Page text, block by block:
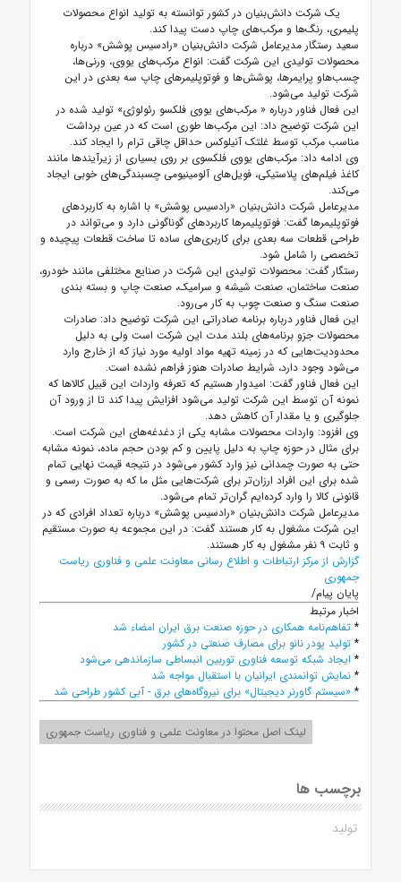
یک شرکت دانش‌بنیان‌ در کشور توانسته به تولید انواع محصولات
پلیمری، رنگ‌ها و مرکب‌های چاپ دست پیدا کند.
سعید رستگار مدیرعامل شرکت دانش‌بنیان «رادسیس پوشش» درباره
محصولات تولیدی این شرکت گفت: انواع مرکب‌های یووی، ورنی‌ها،
چسب‌هاو پرایمرها، پوشش‌ها و فوتوپلیمرهای چاپ سه بعدی در این
شرکت تولید می‌شود.
این فعال فناور درباره « مرکب‌های یووی فلکسو رئولوژی» تولید شده در
این شرکت توضیح داد: این مرکب‌ها طوری است که در عین برداشت
مناسب مرکب توسط غلتک آنیلوکس حداقل چاقی ترام را ایجاد کند.
وی ادامه داد: مرکب‌های یووی فلکسوی بر روی بسیاری از زیرآیندها مانند
کاغذ فیلم‌های پلاستیکی، فویل‌های آلومینیومی چسبندگی‌های خوبی ایجاد
می‌کند.
مدیرعامل شرکت دانش‌بنیان «رادسیس پوشش» با اشاره به کاربردهای
فوتوپلیمرها گفت: فوتوپلیمرها کاربردهای گوناگونی دارد و می‌تواند در
طراحی قطعات سه بعدی برای کاربری‌های ساده تا ساخت قطعات پیچیده و
تخصصی را شامل شود.
رستگار گفت: محصولات تولیدی این شرکت در صنایع مختلفی مانند خودرو،
صنعت ساختمان، صنعت شیشه و سرامیک، صنعت چاپ و بسته بندی
صنعت سنگ و صنعت چوب به کار می‌رود.
این فعال فناور درباره برنامه صادراتی این شرکت توضیح داد: صادرات
محصولات جزو برنامه‌های بلند مدت این شرکت است ولی به دلیل
محدودیت‌هایی که در زمینه تهیه مواد اولیه مورد نیاز که از خارج وارد
می‌شود وجود دارد، شرایط صادرات هنوز فراهم نشده است.
این فعال فناور گفت: امیدوار هستیم که تعرفه واردات این قبیل کالا‌ها که
نمونه آن توسط این شرکت تولید می‌شود افزایش پیدا کند تا از ورود آن
جلوگیری و یا مقدار آن کاهش دهد.
وی افزود: واردات محصولات مشابه یکی از دغدغه‌های این شرکت است.
برای مثال در حوزه چاپ به دلیل پایین و کم بودن حجم ماده، نمونه مشابه
حتی به صورت چمدانی نیز وارد کشور می‌شود در نتیجه قیمت نهایی تمام
شده برای این افراد ارزان‌تر برای شرکت‌هایی مثل ما که به صورت رسمی و
قانونی کالا را وارد کرده‌ایم گران‌تر تمام می‌شود.
مدیرعامل شرکت دانش‌بنیان «رادسیس پوشش» درباره تعداد افرادی که در
این شرکت مشغول به کار هستند گفت: در این مجموعه به صورت مستقیم
و ثابت ۹ نفر مشغول به کار هستند.
گزارش از مرکز ارتباطات و اطلاع رسانی معاونت علمی و فناوری ریاست
جمهوری
پایان پیام/
اخبار مرتبط
* تفاهم‌نامه همکاری در حوزه صنعت برق ایران امضاء شد
* تولید پودر نانو برای مصارف صنعتی در کشور
* ایجاد شبکه توسعه فناوری توربین انبساطی سازماندهی می‌شود
* نمایش توانمندی ایرانیان با استقبال مواجه شد
* «سیستم گاورنر دیجیتال» برای نیروگاه‌های برق - آبی کشور طراحی شد
لینک اصل محتوا در معاونت علمی و فناوری ریاست جمهوری
برچسب ها
تولید